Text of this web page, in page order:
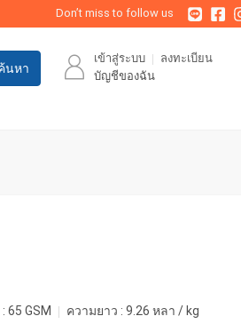
Don’t miss to follow us
นหา
เข้าสู่ระบบ
ลงทะเบียน
บัญชีของฉัน
65 GSM ความยาว : 9.26 หลา / kg